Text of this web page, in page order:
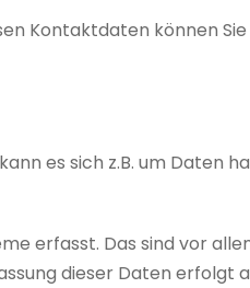
Kontaktdaten können
es sich z.B. um Daten
erfasst. Das sind vor
dieser Daten erfolgt